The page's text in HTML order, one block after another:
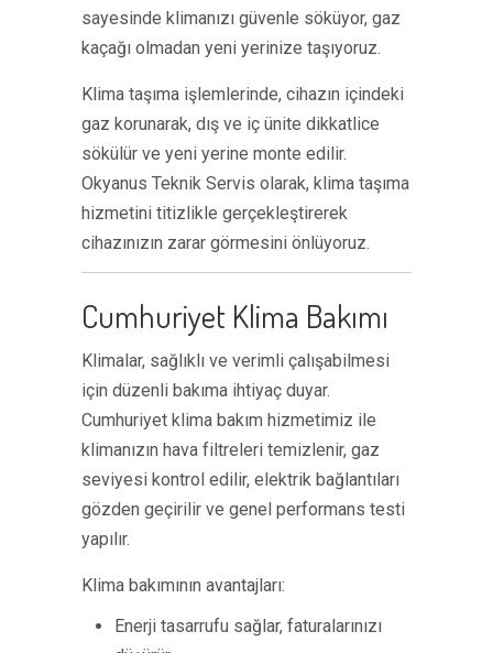
sayesinde klimanızı güvenle söküyor, gaz
kaçağı olmadan yeni yerinize taşıyoruz.
Klima taşıma işlemlerinde, cihazın içindeki
gaz korunarak, dış ve iç ünite dikkatlice
sökülür ve yeni yerine monte edilir.
Okyanus Teknik Servis olarak, klima taşıma
hizmetini titizlikle gerçekleştirerek
cihazınızın zarar görmesini önlüyoruz.
Cumhuriyet Klima Bakımı
Klimalar, sağlıklı ve verimli çalışabilmesi
için düzenli bakıma ihtiyaç duyar.
Cumhuriyet klima bakım hizmetimiz ile
klimanızın hava filtreleri temizlenir, gaz
seviyesi kontrol edilir, elektrik bağlantıları
gözden geçirilir ve genel performans testi
yapılır.
Klima bakımının avantajları:
Enerji tasarrufu sağlar, faturalarınızı